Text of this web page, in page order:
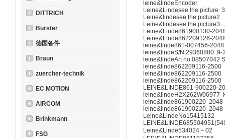
DITTRICH
Burster
德国备件
Braun
zuercher-technik
EC MOTION
AIRCOM
Brinkmann
FSG
leine&lindeEncoder
Leine&Lindesee the picture
Leine&lindesee the
Leine&lindesee the
Leine&Linde861900130-
Leine&Linde862209126-
leine&linde861-007456-2048
leine&lindeS/N:29360880 9-
leine&lindeArt no.08507042
leine&linde862209116-2500
leine&linde862209116-2500
leine&linde862209116-2500
LEINE&LINDE861-900220-
leine&lindeH2X262W06977
leine&linde861900220 2048
leine&linde861900220 2048
Leine&LindeNo15415132
Leine&Linde534024－02